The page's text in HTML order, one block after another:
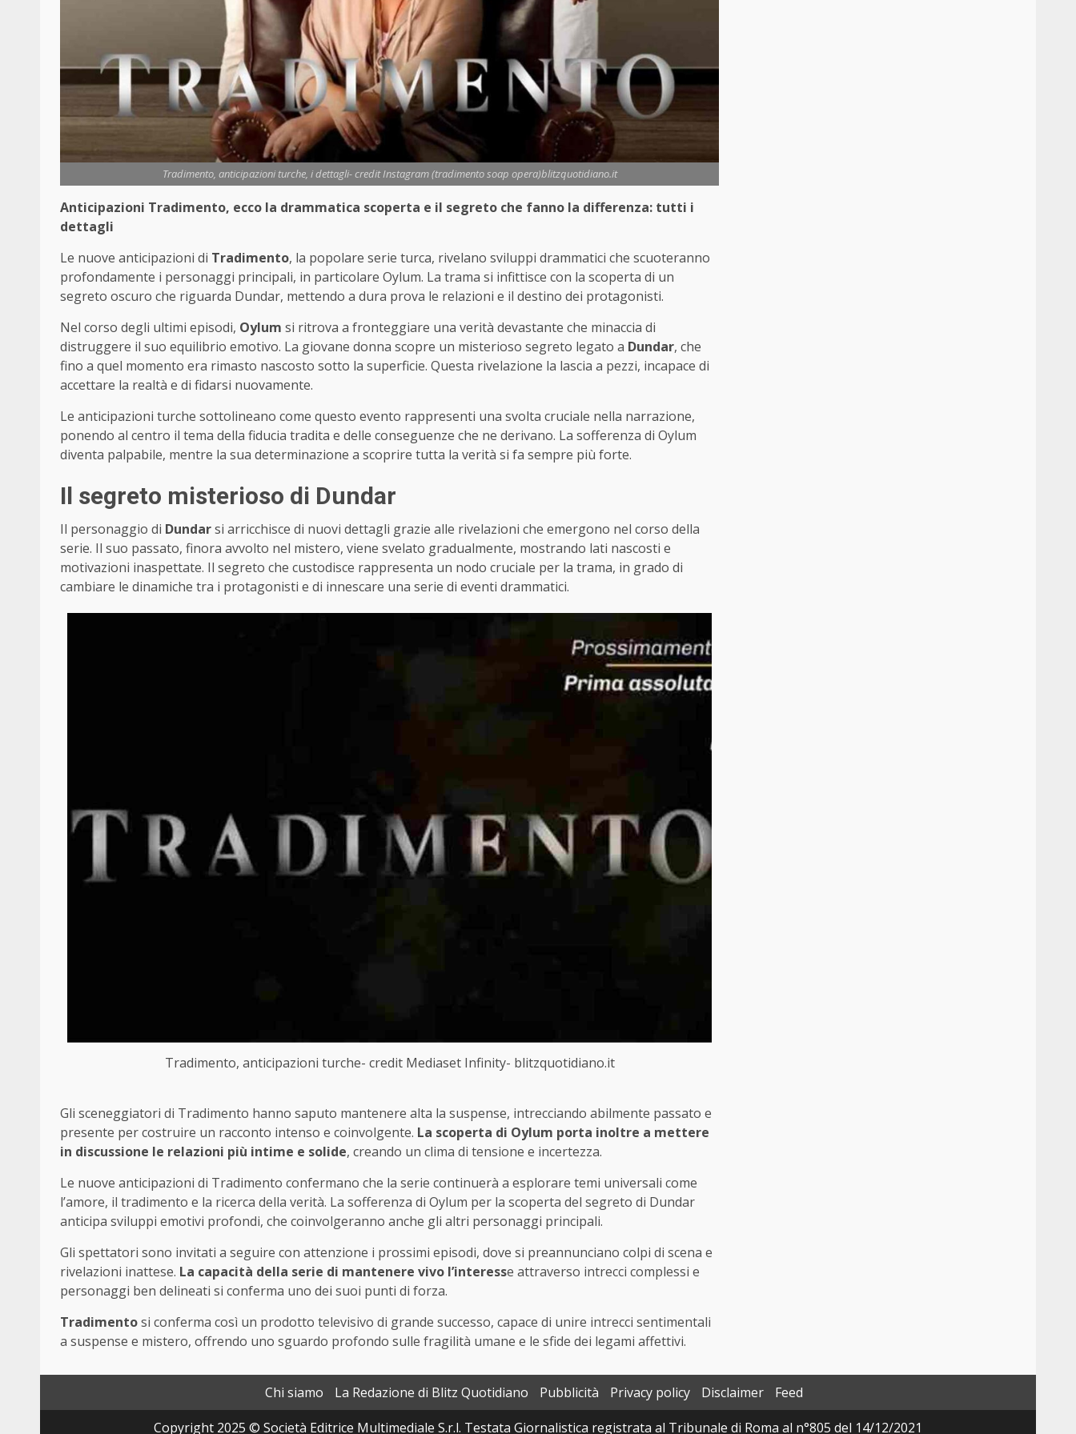
Tradimento, anticipazioni turche, i dettagli- credit Instagram (tradimento soap opera)blitzquotidiano.it
Anticipazioni Tradimento, ecco la drammatica scoperta e il segreto che fanno la differenza: tutti i
dettagli
Le nuove anticipazioni di Tradimento, la popolare serie turca, rivelano sviluppi drammatici che scuoteranno
profondamente i personaggi principali, in particolare Oylum. La trama si infittisce con la scoperta di un
segreto oscuro che riguarda Dundar, mettendo a dura prova le relazioni e il destino dei protagonisti.
Nel corso degli ultimi episodi, Oylum si ritrova a fronteggiare una verità devastante che minaccia di
distruggere il suo equilibrio emotivo. La giovane donna scopre un misterioso segreto legato a Dundar, che
fino a quel momento era rimasto nascosto sotto la superficie. Questa rivelazione la lascia a pezzi, incapace di
accettare la realtà e di fidarsi nuovamente.
Le anticipazioni turche sottolineano come questo evento rappresenti una svolta cruciale nella narrazione,
ponendo al centro il tema della fiducia tradita e delle conseguenze che ne derivano. La sofferenza di Oylum
diventa palpabile, mentre la sua determinazione a scoprire tutta la verità si fa sempre più forte.
Il segreto misterioso di Dundar
Il personaggio di Dundarsi arricchisce di nuovi dettagli grazie alle rivelazioni che emergono nel corso della
serie. Il suo passato, finora avvolto nel mistero, viene svelato gradualmente, mostrando lati nascosti e
motivazioni inaspettate. Il segreto che custodisce rappresenta un nodo cruciale per la trama, in grado di
cambiare le dinamiche tra i protagonisti e di innescare una serie di eventi drammatici.
Tradimento, anticipazioni turche- credit Mediaset Infinity- blitzquotidiano.it
Gli sceneggiatori di Tradimento hanno saputo mantenere alta la suspense, intrecciando abilmente passato e
presente per costruire un racconto intenso e coinvolgente. La scoperta di Oylum porta inoltre a mettere
in discussione le relazioni più intime e solide, creando un clima di tensione e incertezza.
Le nuove anticipazioni di Tradimento confermano che la serie continuerà a esplorare temi universali come
l’amore, il tradimento e la ricerca della verità. La sofferenza di Oylum per la scoperta del segreto di Dundar
anticipa sviluppi emotivi profondi, che coinvolgeranno anche gli altri personaggi principali.
Gli spettatori sono invitati a seguire con attenzione i prossimi episodi, dove si preannunciano colpi di scena e
rivelazioni inattese. La capacità della serie di mantenere vivo l’interesse attraverso intrecci complessi e
personaggi ben delineati si conferma uno dei suoi punti di forza.
Tradimentosi conferma così un prodotto televisivo di grande successo, capace di unire intrecci sentimentali
a suspense e mistero, offrendo uno sguardo profondo sulle fragilità umane e le sfide dei legami affettivi.
Chi siamo La Redazione di Blitz Quotidiano Pubblicità Privacy policy Disclaimer
Feed
Copyright 2025 © Società Editrice Multimediale S.r.l. Testata Giornalistica registrata al Tribunale di Roma al n°805 del 14/12/2021